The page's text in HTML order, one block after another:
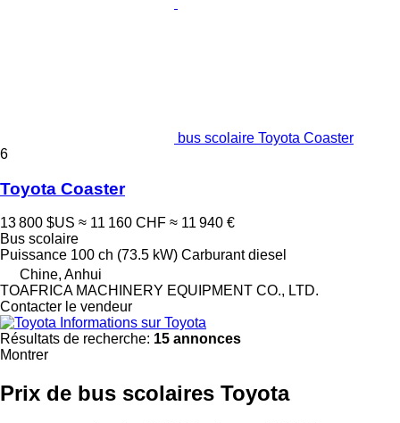
bus scolaire Toyota Coaster
6
Toyota Coaster
13 800 $US ≈ 11 160 CHF ≈ 11 940 €
Bus scolaire
Puissance 100 ch (73.5 kW) Carburant diesel
Chine, Anhui
TOAFRICA MACHINERY EQUIPMENT CO., LTD.
Contacter le vendeur
Informations sur Toyota
Résultats de recherche: 15 annonces
Montrer
Prix de bus scolaires Toyota